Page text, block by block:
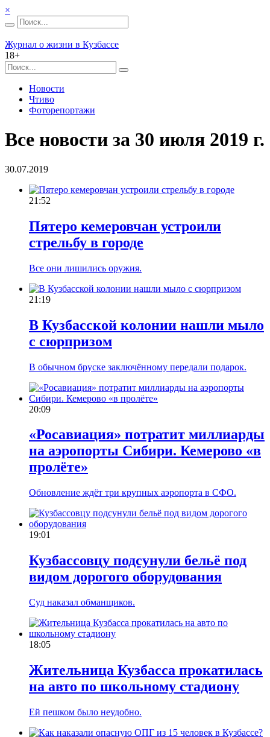
×
Журнал о жизни в Кузбассе
18+
Новости
Чтиво
Фоторепортажи
Все новости за 30 июля 2019 г.
30.07.2019
21:52
Пятеро кемеровчан устроили
стрельбу в городе
Все они лишились оружия.
21:19
В Кузбасской колонии нашли мыло
с сюрпризом
В обычном бруске заключённому передали подарок.
20:09
«Росавиация» потратит миллиарды
на аэропорты Сибири. Кемерово «в
пролёте»
Обновление ждёт три крупных аэропорта в СФО.
19:01
Кузбассовцу подсунули бельё под
видом дорогого оборудования
Суд наказал обманщиков.
18:05
Жительница Кузбасса прокатилась
на авто по школьному стадиону
Ей пешком было неудобно.